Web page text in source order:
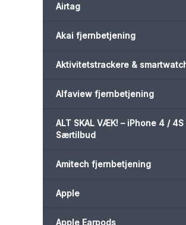
Airtag
Akai fjernbetjening
Aktivitetstrackere &
Alfaview fjernbetjening
ALT SKAL VÆK! – iPhone 4 / 4S
Særtilbud
Amitech fjernbetjening
Apple
Apple Earpods